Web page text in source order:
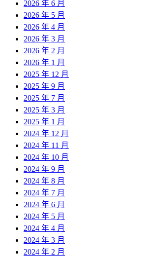
2026 年 6 月
2026 年 5 月
2026 年 4 月
2026 年 3 月
2026 年 2 月
2026 年 1 月
2025 年 12 月
2025 年 9 月
2025 年 7 月
2025 年 3 月
2025 年 1 月
2024 年 12 月
2024 年 11 月
2024 年 10 月
2024 年 9 月
2024 年 8 月
2024 年 7 月
2024 年 6 月
2024 年 5 月
2024 年 4 月
2024 年 3 月
2024 年 2 月